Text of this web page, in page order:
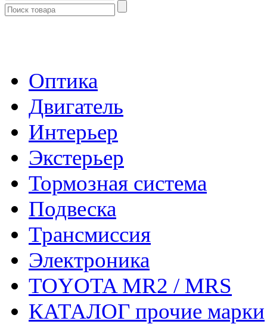
Оптика
Двигатель
Интерьер
Экстерьер
Тормозная система
Подвеска
Трансмиссия
Электроника
TOYOTA MR2 / MRS
КАТАЛОГ прочие марки